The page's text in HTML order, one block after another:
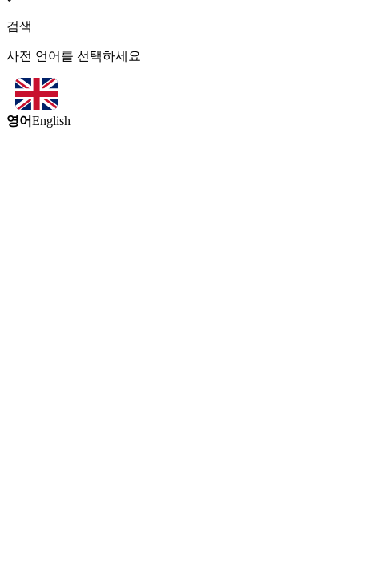
검색
사전 언어를 선택하세요
영어English